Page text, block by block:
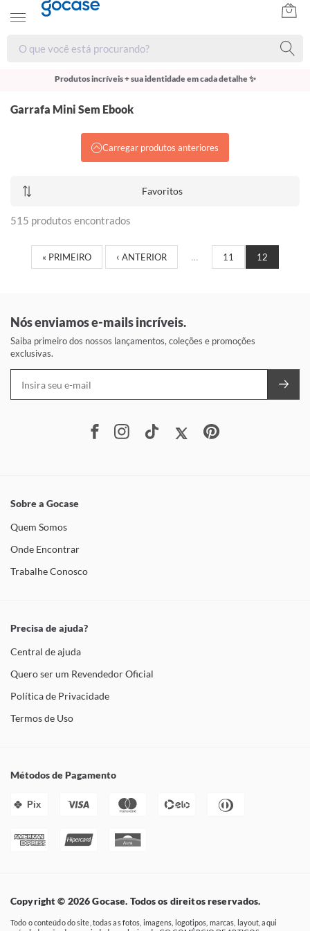
Produtos incríveis + sua identidade em cada detalhe ✨
Garrafa Mini Sem Ebook
Carregar produtos anteriores
Favoritos
515 produtos encontrados
« PRIMEIRO ‹ ANTERIOR … 11 12
Nós enviamos e-mails incríveis.
Saiba primeiro dos nossos lançamentos, coleções e promoções
exclusivas.
Sobre a Gocase
Quem Somos
Onde Encontrar
Trabalhe Conosco
Precisa de ajuda?
Central de ajuda
Quero ser um Revendedor Oficial
Política de Privacidade
Termos de Uso
Métodos de Pagamento
Pix
Copyright © 2026 Gocase. Todos os direitos reservados.
Todo o conteúdo do site, todas as fotos, imagens, logotipos, marcas, layout, aqui